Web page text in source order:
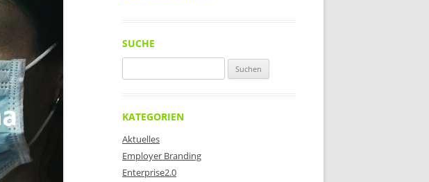
SUCHE
nach:
KATEGORIEN
Aktuelles
Employer Branding
Enterprise2.0